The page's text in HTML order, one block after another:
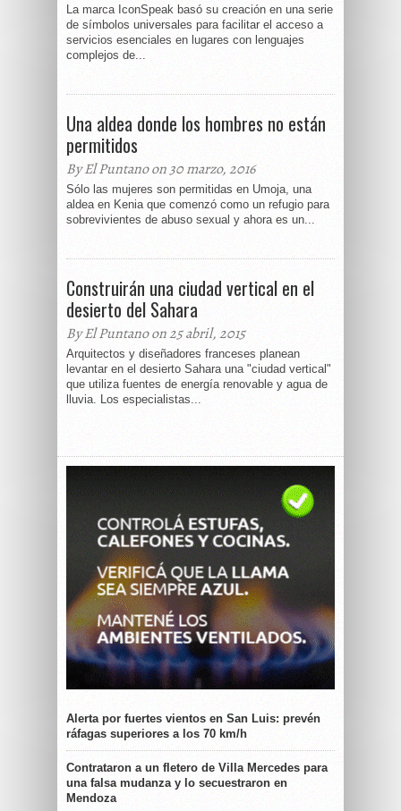
La marca IconSpeak basó su creación en una serie
de símbolos universales para facilitar el acceso a
servicios esenciales en lugares con lenguajes
complejos de...
Una aldea donde los hombres no están
permitidos
By El Puntano on 30 marzo, 2016
Sólo las mujeres son permitidas en Umoja, una
aldea en Kenia que comenzó como un refugio para
sobrevivientes de abuso sexual y ahora es un...
Construirán una ciudad vertical en el
desierto del Sahara
By El Puntano on 25 abril, 2015
Arquitectos y diseñadores franceses planean
levantar en el desierto Sahara una "ciudad vertical"
que utiliza fuentes de energía renovable y agua de
lluvia. Los especialistas...
Alerta por fuertes vientos en San Luis: prevén
ráfagas superiores a los 70 km/h
Contrataron a un fletero de Villa Mercedes para
una falsa mudanza y lo secuestraron en
Mendoza